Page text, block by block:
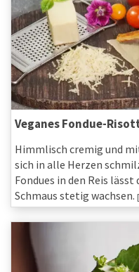
Veganes Fondue-
Himmlisch cremig und
sich in alle Herzen
Fondues in den Reis
Schmaus stetig wachsen.